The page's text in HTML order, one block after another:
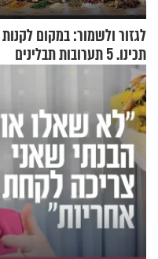
לגזור ולשמור: במקום
תכינו. 5 תערובות תבלינים
שמתאימות להכל